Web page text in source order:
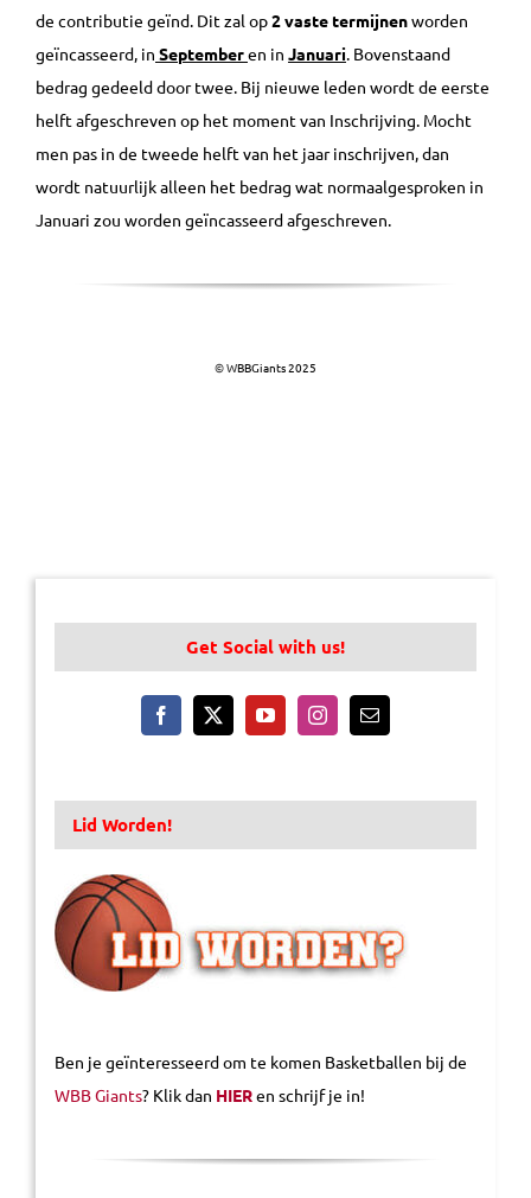
de contributie geïnd. Dit zal op2 vaste termijnenworden
geïncasseerd, in Septemberen in Januari. Bovenstaand
bedrag gedeeld door twee. Bij nieuwe leden wordt de eerste
helft afgeschreven op het moment van Inschrijving. Mocht
men pas in de tweede helft van het jaar inschrijven, dan
wordt natuurlijk alleen het bedrag wat normaalgesproken in
Januari zou worden geïncasseerd afgeschreven.
© WBBGiants 2025
Get Social with us!
Lid Worden!
Ben je geïnteresseerd om te komen Basketballen bij de
WBB Giants? Klik dan HIERen schrijf je in!